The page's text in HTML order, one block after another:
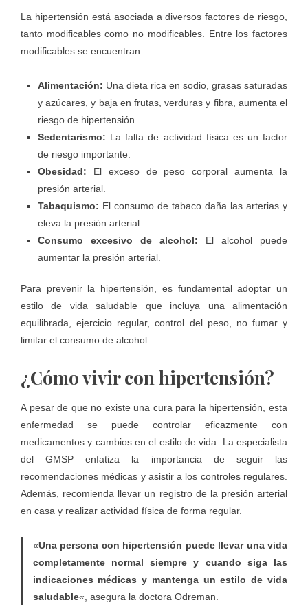
La hipertensión está asociada a diversos factores de riesgo,
tanto modificables como no modificables. Entre los factores
modificables se encuentran:
Alimentación: Una dieta rica en sodio, grasas saturadas
y azúcares, y baja en frutas, verduras y fibra, aumenta el
riesgo de hipertensión.
Sedentarismo: La falta de actividad física es un factor
de riesgo importante.
Obesidad: El exceso de peso corporal aumenta la
presión arterial.
Tabaquismo: El consumo de tabaco daña las arterias y
eleva la presión arterial.
Consumo excesivo de alcohol: El alcohol puede
aumentar la presión arterial.
Para prevenir la hipertensión, es fundamental adoptar un
estilo de vida saludable que incluya una alimentación
equilibrada, ejercicio regular, control del peso, no fumar y
limitar el consumo de alcohol.
¿Cómo vivir con hipertensión?
A pesar de que no existe una cura para la hipertensión, esta
enfermedad se puede controlar eficazmente con
medicamentos y cambios en el estilo de vida. La especialista
delGMSP enfatiza la importancia de seguir las
recomendaciones médicas y asistir a los controles regulares.
Además, recomienda llevar un registro de la presión arterial
en casa y realizar actividad física de forma regular.
«Una persona con hipertensión puede llevar una vida
completamente normal siempre y cuando siga las
indicaciones médicas y mantenga un estilo de vida
saludable«, asegura la doctora Odreman.